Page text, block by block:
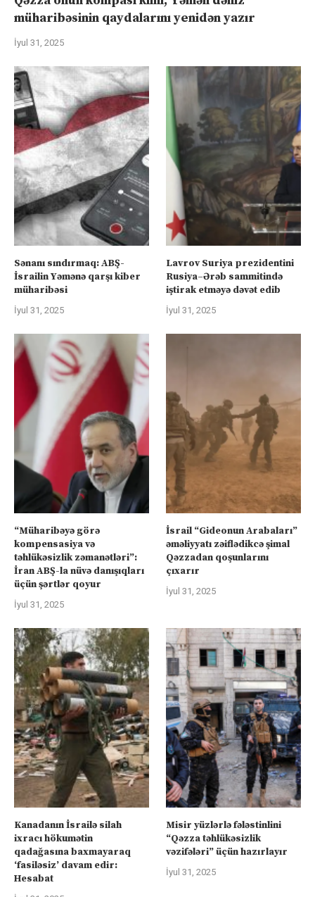
müharibəsinin qaydalarını yenidən yazır
İyul 31, 2025
Sənanı sındırmaq: ABŞ-
İsrailin Yəmənə qarşı kiber
müharibəsi
İyul 31, 2025
Lavrov Suriya prezidentini
Rusiya–Ərəb sammitində
iştirak etməyə dəvət edib
İyul 31, 2025
“Müharibəyə görə
kompensasiya və
təhlükəsizlik zəmanətləri”:
İran ABŞ-la nüvə danışıqları
üçün şərtlər qoyur
İyul 31, 2025
İsrail “Gideonun Arabaları”
əməliyyatı zəiflədikcə şimal
Qəzzadan qoşunlarını
çıxarır
İyul 31, 2025
Kanadanın İsrailə silah
ixracı hökumətin
qadağasına baxmayaraq
‘fasiləsiz’ davam edir:
Hesabat
Misir yüzlərlə fələstinlini
“Qəzza təhlükəsizlik
vəzifələri” üçün hazırlayır
İyul 31, 2025